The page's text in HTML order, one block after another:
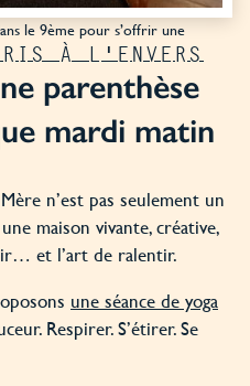
le 9ème pour s’offrir une
À L'ENVERS
parenthèse
mardi matin
n’est pas seulement un
maison vivante, créative,
et l’art de ralentir.
une séance de yoga
Respirer. S’étirer. Se